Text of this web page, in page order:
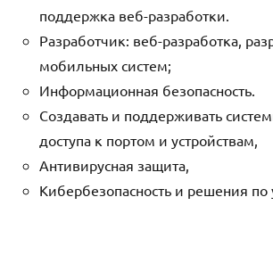
поддержка веб-разработки.
Разработчик: веб-разработка,
мобильных систем;
Информационная безопасность.
Создавать и поддерживать
доступа к портом и устройствам,
Антивирусная защита,
Кибербезопасность и решения по